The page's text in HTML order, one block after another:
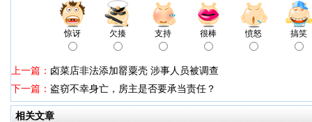
惊讶 欠揍 支持 很棒 愤怒 搞笑
上一篇： 卤菜店非法添加罂粟壳 涉事人员被调查
下一篇： 盗窃不幸身亡，房主是否要承当责任？
相关文章